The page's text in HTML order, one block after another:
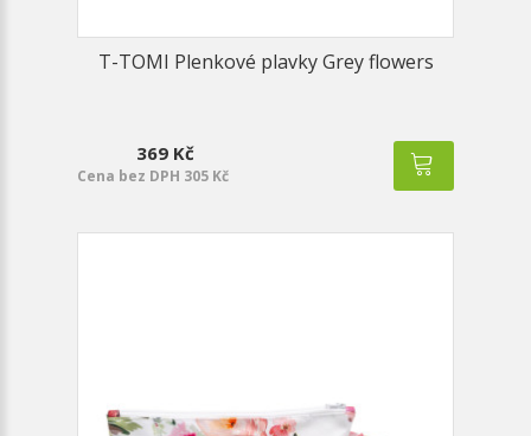
T-TOMI Plenkové plavky Grey flowers
369 Kč
Cena bez DPH 305 Kč